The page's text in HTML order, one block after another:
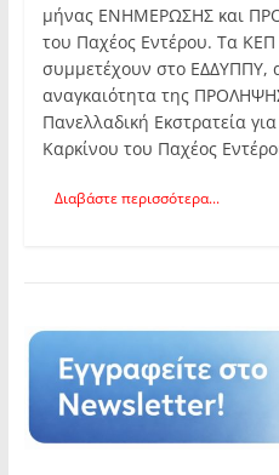
μήνας ΕΝΗΜΕΡΩΣΗΣ και
του Παχέος Εντέρου. Τα
συμμετέχουν στο ΕΔΔΥΠΠΥ,
αναγκαιότητα της
Πανελλαδική Εκστρατεία
Καρκίνου του Παχέος
Διαβάστε περισσότερα...